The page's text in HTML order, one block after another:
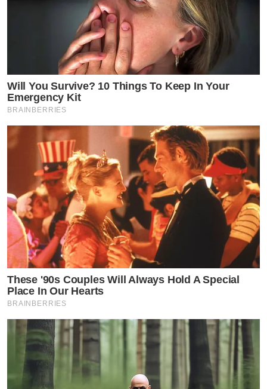
Will You Survive? 10 Things To Keep In Your
Emergency Kit
BRAINBERRIES
These '90s Couples Will Always Hold A Special
Place In Our Hearts
BRAINBERRIES